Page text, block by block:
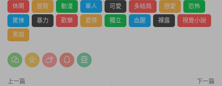
休閑 冒險 動漫 單人 可愛 多結局 戀愛
恐怖
驚悚
暴力 歡樂 愛情 獨立 血腥 裸露
視覺小說
黑暗
上一篇 下一篇